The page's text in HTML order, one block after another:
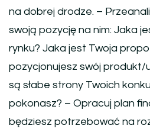
na dobrej drodze. –
swoją pozycję na nim: Jaka
rynku? Jaka jest Twoja
pozycjonujesz swój produkt/
są słabe strony Twoich
pokonasz? – Opracuj plan
będziesz potrzebować na